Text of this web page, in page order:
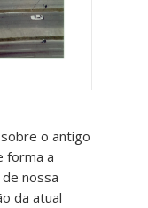
o antigo
forma a
nossa
da atual